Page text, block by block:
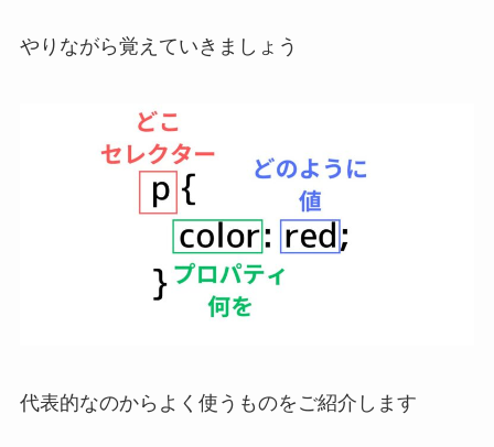
やりながら覚えていきましょう
代表的なのからよく使うものをご紹介します